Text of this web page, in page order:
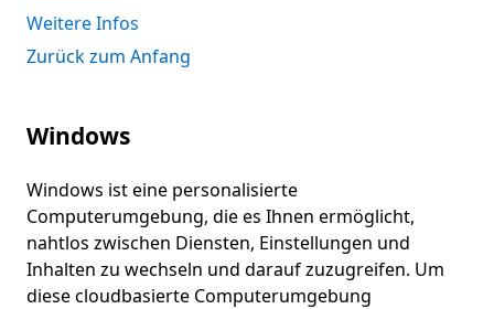
Weitere Infos
Zurück zum Anfang
Windows
Windows ist eine personalisierte
Computerumgebung, die es Ihnen ermöglicht,
nahtlos zwischen Diensten, Einstellungen und
Inhalten zu wechseln und darauf zuzugreifen. Um
diese cloudbasierte Computerumgebung